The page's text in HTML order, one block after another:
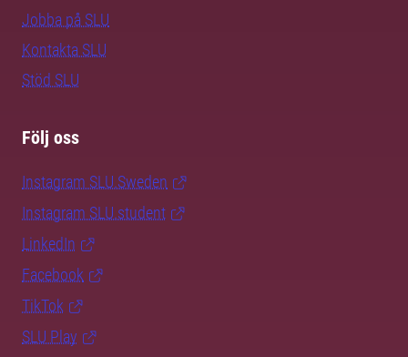
Jobba på SLU
Kontakta SLU
Stöd SLU
Följ oss
Instagram SLU.Sweden
Instagram SLU.student
LinkedIn
Facebook
TikTok
SLU Play